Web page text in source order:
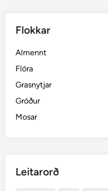
Flokkar
Almennt
Flóra
Grasnytjar
Gróður
Mosar
Leitarorð